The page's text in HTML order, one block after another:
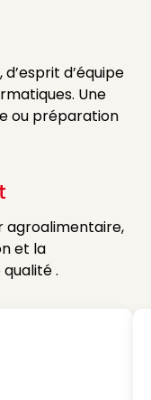
d’équipe
Une
ou préparation
agroalimentaire,
et la
.